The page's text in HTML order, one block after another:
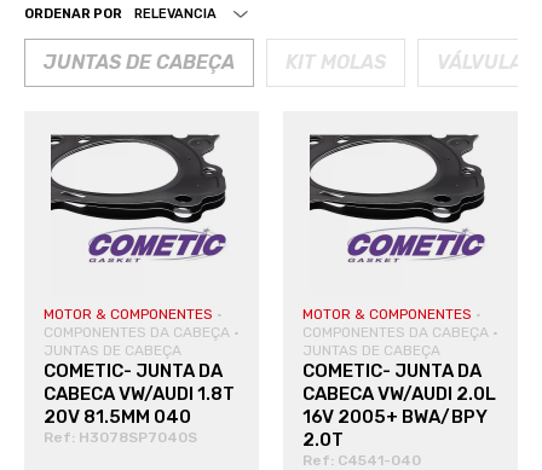
ORDENAR POR
JUNTAS DE CABEÇA KIT MOLAS VÁLVULAS
MOTOR & COMPONENTES ·
COMPONENTES DA CABEÇA ·
JUNTAS DE CABEÇA
COMETIC- JUNTA DA
CABECA VW/AUDI 1.8T
20V 81.5MM 040
Ref: H3078SP7040S
MOTOR & COMPONENTES ·
COMPONENTES DA CABEÇA ·
JUNTAS DE CABEÇA
COMETIC- JUNTA DA
CABECA VW/AUDI 2.0L
16V 2005+ BWA/BPY
2.0T
Ref: C4541-040